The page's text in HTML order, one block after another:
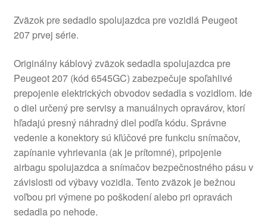
Zväzok pre sedadlo spolujazdca pre vozidlá Peugeot
207 prvej série.
Originálny káblový zväzok sedadla spolujazdca pre
Peugeot 207 (kód 6545GC) zabezpečuje spoľahlivé
prepojenie elektrických obvodov sedadla s vozidlom. Ide
o diel určený pre servisy a manuálnych opravárov, ktorí
hľadajú presný náhradný diel podľa kódu. Správne
vedenie a konektory sú kľúčové pre funkciu snímačov,
zapínanie vyhrievania (ak je prítomné), pripojenie
airbagu spolujazdca a snímačov bezpečnostného pásu v
závislosti od výbavy vozidla. Tento zväzok je bežnou
voľbou pri výmene po poškodení alebo pri opravách
sedadla po nehode.